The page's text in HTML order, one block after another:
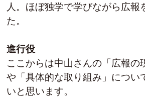
人。ほぼ独学で学びながら広報
た。
進行役
ここからは中山さんの「広報の
や「具体的な取り組み」につい
いと思います。